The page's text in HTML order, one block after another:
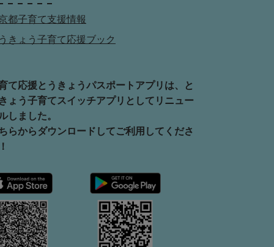
都子育て支援情報
きょう子育て応援ブック
て応援とうきょうパスポートアプリは、と
ょう子育てスイッチアプリとしてリニュー
しました。
らからダウンロードしてご利用してくださ